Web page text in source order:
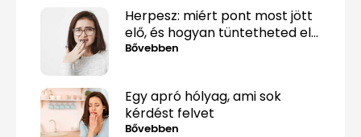
Herpesz: miért pont most jött
elő, és hogyan tüntetheted el
minél gyorsabban?
Bővebben
Egy apró hólyag, ami sok
kérdést felvet
Bővebben